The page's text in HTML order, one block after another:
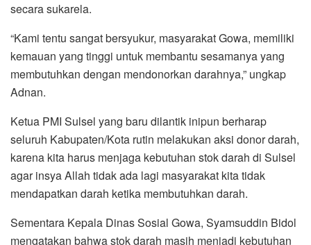
secara sukarela.
“Kami tentu sangat bersyukur, masyarakat Gowa, memiliki
kemauan yang tinggi untuk membantu sesamanya yang
membutuhkan dengan mendonorkan darahnya,” ungkap
Adnan.
Ketua PMI Sulsel yang baru dilantik inipun berharap
seluruh Kabupaten/Kota rutin melakukan aksi donor darah,
karena kita harus menjaga kebutuhan stok darah di Sulsel
agar insya Allah tidak ada lagi masyarakat kita tidak
mendapatkan darah ketika membutuhkan darah.
Sementara Kepala Dinas Sosial Gowa, Syamsuddin Bidol
mengatakan bahwa stok darah masih menjadi kebutuhan